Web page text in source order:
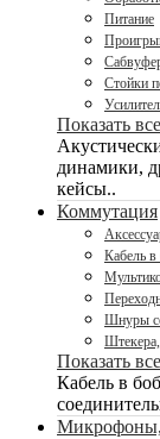
Питание
Стойки
Показать
динамики,
кейсы..
Коммутация
Кабель в
Шнуры
Показать
Кабель в
Микрофоны,